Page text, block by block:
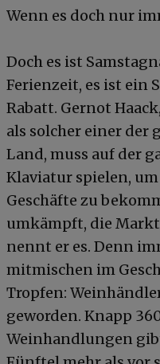
Wenn es doch nur
Doch es ist
Ferienzeit, es ist ein
Rabatt. Gernot
als solcher einer der
Land, muss auf der
Klaviatur spielen,
Geschäfte zu
umkämpft, die
nennt er es. Denn
mitmischen im
Tropfen:
geworden. Knapp
Weinhandlungen